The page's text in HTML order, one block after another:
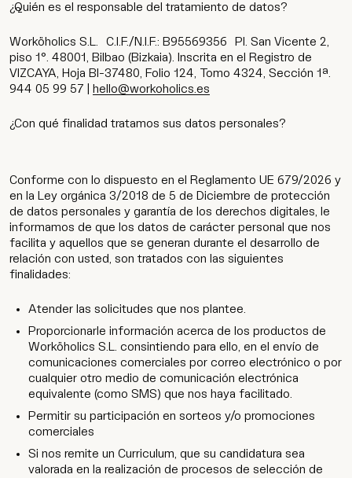
¿Quién es el responsable del tratamiento de datos?
Worköholics S.L. C.I.F./N.I.F.: B95569356 Pl. San Vicente 2,
piso 1°. 48001, Bilbao (Bizkaia). Inscrita en el Registro de
VIZCAYA, Hoja BI-37480, Folio 124, Tomo 4324, Sección 1ª.
944 05 99 57 |
hello@workoholics.es
¿Con qué finalidad tratamos sus datos personales?
Conforme con lo dispuesto en el Reglamento UE 679/2026 y
en la Ley orgánica 3/2018 de 5 de Diciembre de protección
de datos personales y garantía de los derechos digitales, le
informamos de que los datos de carácter personal que nos
facilita y aquellos que se generan durante el desarrollo de
relación con usted, son tratados con las siguientes
finalidades:
Atender las solicitudes que nos plantee.
Proporcionarle información acerca de los productos de
Worköholics S.L. consintiendo para ello, en el envío de
comunicaciones comerciales por correo electrónico o por
cualquier otro medio de comunicación electrónica
equivalente (como SMS) que nos haya facilitado.
Permitir su participación en sorteos y/o promociones
comerciales
Si nos remite un Curriculum, que su candidatura sea
valorada en la realización de procesos de selección de